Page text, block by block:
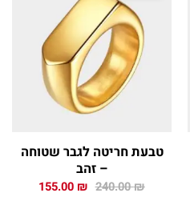
טבעת חריטה לגבר שטוחה
– זהב
240.00₪ המחיר
155.00 ₪ המחיר